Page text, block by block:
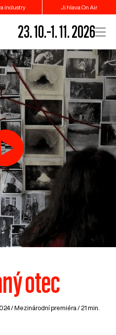
Industry Ji.hlava On Air
23. 10.–1. 11. 2026
otec
/ Mezinárodní premiéra / 21 min.